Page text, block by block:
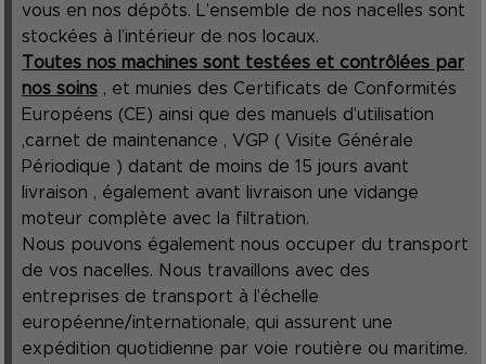
vous en nos dépôts. L’ensemble de nos nacelles sont
stockées à l’intérieur de nos locaux.
Toutes nos machines sont testées et contrôlées par
nos soins , et munies des Certificats de Conformités
Européens (CE) ainsi que des manuels d’utilisation
,carnet de maintenance , VGP ( Visite Générale
Périodique ) datant de moins de 15 jours avant
livraison , également avant livraison une vidange
moteur complète avec la filtration.
Nous pouvons également nous occuper du transport
de vos nacelles. Nous travaillons avec des
entreprises de transport à l’échelle
européenne/internationale, qui assurent une
expédition quotidienne par voie routière ou maritime.